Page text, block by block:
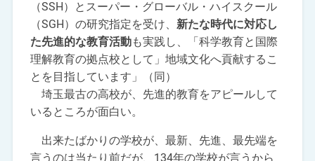
（SSH）とスーパー・グローバル・ハイスクール
（SGH）の研究指定を受け、 新たな時代に対応し
た先進的な教育活動も実践し、「科学教育と国際
理解教育の拠点校として」地域文化へ貢献するこ
とを目指しています」（同）
埼玉最古の高校が、先進的教育をアピールして
いるところが面白い。
出来たばかりの学校が、最新、先進、最先端を
言うのは当たり前だが、134年の学校が言うから